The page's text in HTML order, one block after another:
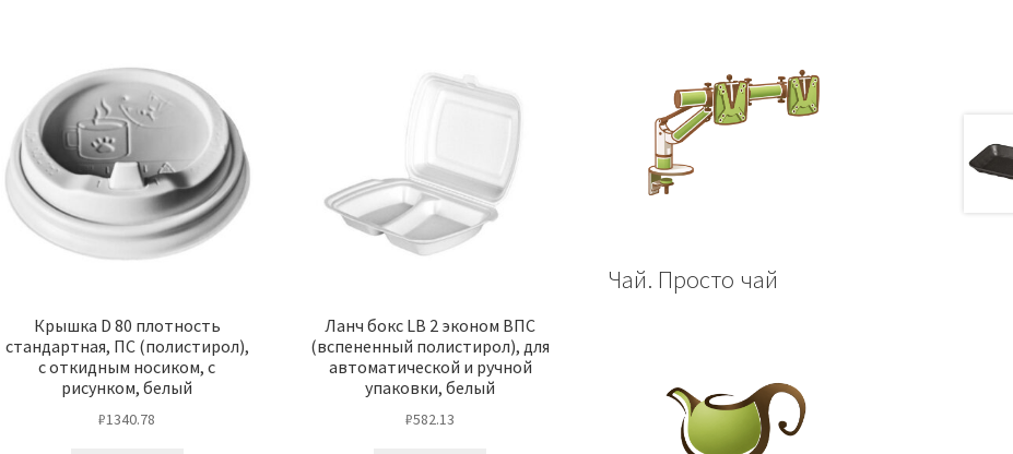
Крышка D 80 плотность
стандартная, ПС (полистирол),
с откидным носиком, с
рисунком, белый
₽1340.78
Ланч бокс LB 2 эконом ВПС
(вспененный полистирол), для
автоматической и ручной
упаковки, белый
₽582.13
Чай. Просто чай